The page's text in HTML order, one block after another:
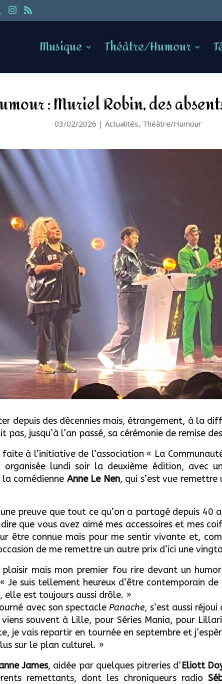
Musique Théâtre/Humour
: Muriel Robin, des
03/02/2026 | Actualités, Théâtre/Humour
depuis des décennies mais, étrangement, à la
pas, jusqu’à l’an passé, sa cérémonie de remise
faite à l’initiative de l’association « La
organisée lundi soir la deuxième édition, avec
comédienne Anne Le Nen, qui s’est vue remettre
preuve que tout ce qu’on a partagé depuis 40
que vous avez aimé mes accessoires et mes
être connue mais pour me sentir vivante et,
de me remettre un autre prix d’ici une
mais mon premier fou rire devant un
Je suis tellement heureux d’être contemporain
elle est toujours aussi drôle. »
avec son spectaclePanache, s’est aussi
souvent à Lille, pour Séries Mania, pour
je vais repartir en tournée en septembre et
sur le plan culturel. »
James, aidée par quelques pitreries d’Eliott
remettants, dont les chroniqueurs radio